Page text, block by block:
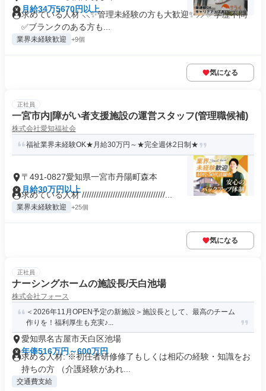
月給34万5670円以上
求めている人材 ⸜⸜✨管理未経験の方も大歓迎✨⸝⸝ ✅学歴不問
✅ブランクのある方も...
業界未経験歓迎 +9個
気になる
正社員
一宮市内|障がい者支援施設の運営スタッフ(管理職候補)
株式会社愛知福祉会
福祉業界未経験OK★月給30万円～★完全週休2日制★
〒491-0827愛知県一宮市丹陽町森本
月給30万円以上
求めている人材 ///////////////////////////////////...
業界未経験歓迎 +25個
気になる
正社員
ナーシングホームの施設長/天白池場
株式会社フォース
＜2026年11月OPEN予定の新施設＞施設長として、最高のチーム
作りを！福利厚生も充実♪...
愛知県名古屋市天白区池場
年俸516万円～600万円
求める人材: ※初任者研修修了もしくは相応の経験・知識をお
持ちの方 （介護経験があれ...
交通費支給